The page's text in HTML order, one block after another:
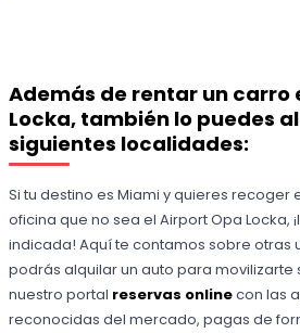
Además de rentar un carro
Locka, también lo puedes
siguientes localidades:
Si tu destino es Miami y quieres recoger
oficina que no sea el Airport Opa Locka,
indicada! Aquí te contamos sobre otras
podrás alquilar un auto para movilizarte
nuestro portal reservas onlinecon las
reconocidas del mercado, pagas de